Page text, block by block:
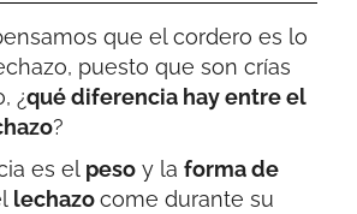
que el cordero es lo
puesto que son crías
¿qué diferencia hay entre el
?
es el peso y laforma de
lechazocome durante su